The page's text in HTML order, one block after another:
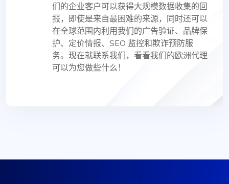
们的企业客户可以获得大规模数据收集的回
报，即使是来自最困难的来源，同时还可以
在全球范围内利用我们的广告验证、品牌保
护、定价情报、SEO 监控和欺诈预防服
务。现在就联系我们，看看我们的欧洲代理
可以为您做些什么！